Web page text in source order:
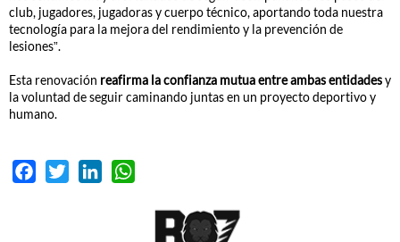
club, jugadores, jugadoras y cuerpo técnico, aportando toda nuestra
tecnología para la mejora del rendimiento y la prevención de
lesiones”.
Esta renovación reafirma la confianza mutua entre ambas entidadesy
la voluntad de seguir caminando juntas en un proyecto deportivo y
humano.
Facebook
Twitter LinkedIn